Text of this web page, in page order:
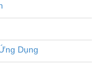
Dụng